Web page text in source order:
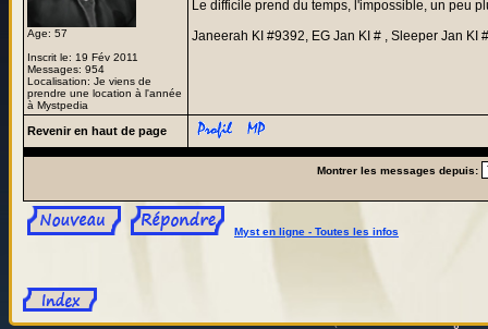
Age: 57
Inscrit le: 19 Fév 2011
Messages: 954
Localisation: Je viens de
prendre une location à l'année
à Mystpedia
Le difficile prend du temps, l'impossible, un peu
Janeerah KI #9392, EG Jan KI # , Sleeper Jan KI #
Revenir en haut de page
Montrer les messages depuis:
Myst en ligne - Toutes les infos